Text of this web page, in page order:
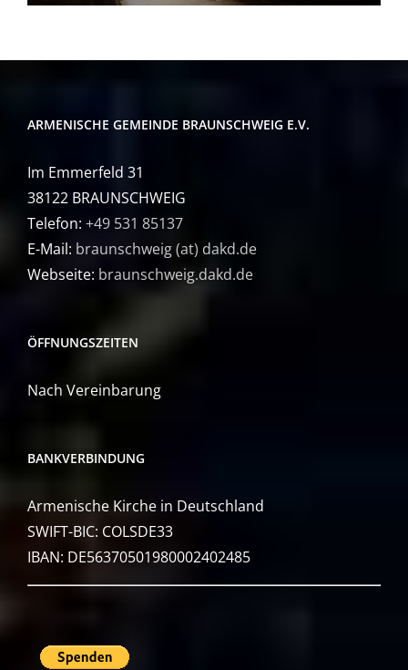
ARMENISCHE GEMEINDE BRAUNSCHWEIG E.V.
Im Emmerfeld 31
38122 BRAUNSCHWEIG
Telefon: +49 531 85137
E-Mail: braunschweig (at) dakd.de
Webseite: braunschweig.dakd.de
ÖFFNUNGSZEITEN
Nach Vereinbarung
BANKVERBINDUNG
Armenische Kirche in Deutschland
SWIFT-BIC: COLSDE33
IBAN: DE56370501980002402485